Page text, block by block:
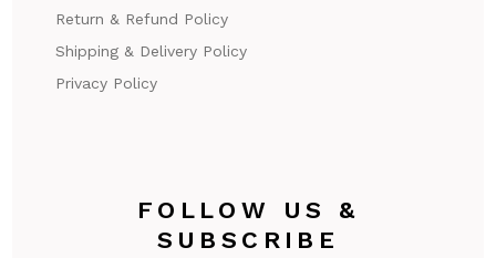
Return & Refund Policy
Shipping & Delivery Policy
Privacy Policy
FOLLOW US &
SUBSCRIBE